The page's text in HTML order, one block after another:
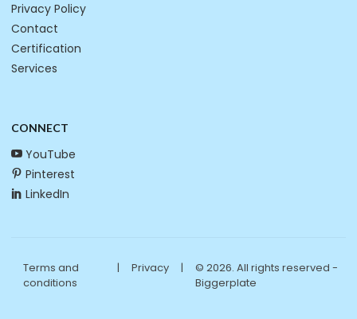
Privacy Policy
Contact
Certification
Services
CONNECT
YouTube
Pinterest
LinkedIn
Terms and
conditions
| Privacy |
© 2026. All rights reserved -
Biggerplate